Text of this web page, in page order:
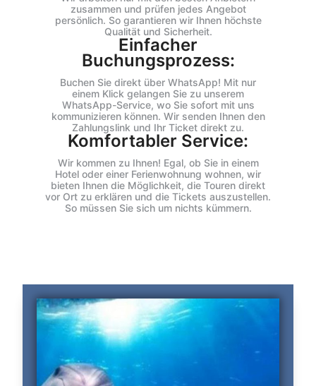
zusammen und prüfen jedes Angebot
persönlich. So garantieren wir Ihnen höchste
Qualität und Sicherheit.
Einfacher
Buchungsprozess:
Buchen Sie direkt über WhatsApp! Mit nur
einem Klick gelangen Sie zu unserem
WhatsApp-Service, wo Sie sofort mit uns
kommunizieren können. Wir senden Ihnen den
Zahlungslink und Ihr Ticket direkt zu.
Komfortabler Service:
Wir kommen zu Ihnen! Egal, ob Sie in einem
Hotel oder einer Ferienwohnung wohnen, wir
bieten Ihnen die Möglichkeit, die Touren direkt
vor Ort zu erklären und die Tickets auszustellen.
So müssen Sie sich um nichts kümmern.